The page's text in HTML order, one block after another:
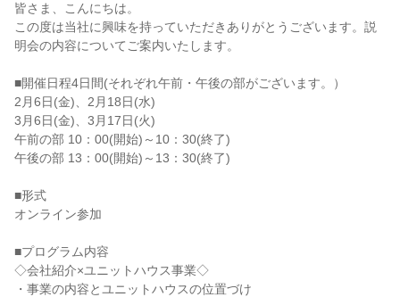
皆さま、こんにちは。
この度は当社に興味を持っていただきありがとうございます。説
明会の内容についてご案内いたします。
■開催日程4日間(それぞれ午前・午後の部がございます。）
2月6日(金)、2月18日(水)
3月6日(金)、3月17日(火)
午前の部 10：00(開始)～10：30(終了)
午後の部 13：00(開始)～13：30(終了)
■形式
オンライン参加
■プログラム内容
◇会社紹介×ユニットハウス事業◇
・事業の内容とユニットハウスの位置づけ